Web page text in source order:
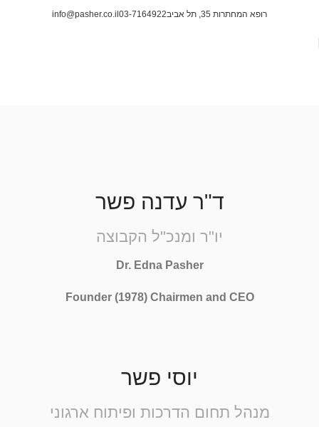
רופא המחתרות 35, תל אביב 03-7164922
info@pasher.co.il
ד"ר עדנה פשר
יו"ר ומנכ"ל הקבוצה
Dr. Edna Pasher
Founder (1978) Chairmen and CEO
יוסי פשר
מנהל תחום הדרכות ופיתוח ארגוני